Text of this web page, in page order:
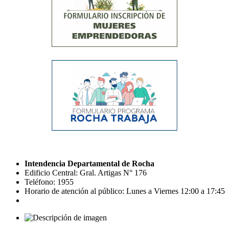
Intendencia Departamental de Rocha
Edificio Central: Gral. Artigas N° 176
Teléfono: 1955
Horario de atención al público: Lunes a Viernes 12:00 a 17:45